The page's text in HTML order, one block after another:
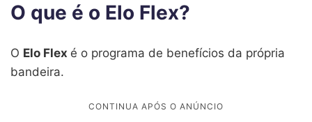
O que é o Elo Flex?
O Elo Flex é o programa de benefícios da própria
bandeira.